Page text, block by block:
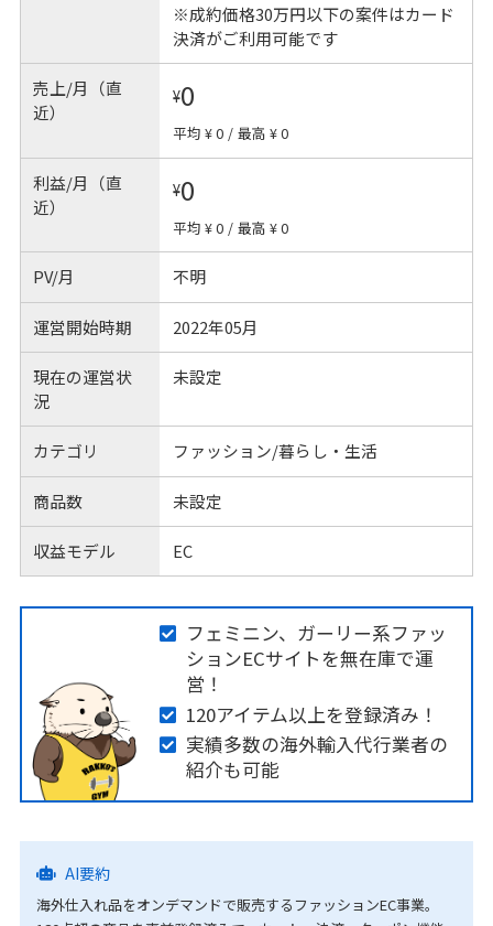
※成約価格30万円以下の案件はカード
決済がご利用可能です
売上/月（直
近）
¥0
平均 ¥ 0 / 最高 ¥ 0
利益/月（直
近）
¥0
平均 ¥ 0 / 最高 ¥ 0
PV/月 不明
運営開始時期 2022年05月
現在の運営状
況
未設定
カテゴリ ファッション/暮らし・生活
商品数 未設定
収益モデル EC
フェミニン、ガーリー系ファッ
ションECサイトを無在庫で運
営！
120アイテム以上を登録済み！
実績多数の海外輸入代行業者の
紹介も可能
AI要約
海外仕入れ品をオンデマンドで販売するファッションEC事業。